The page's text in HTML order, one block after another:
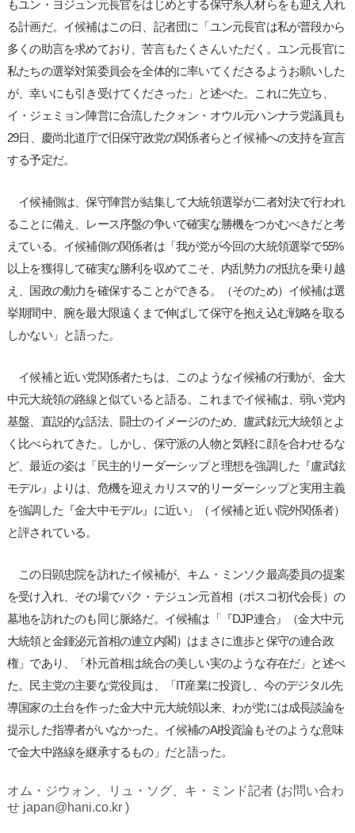
もユン・ヨジュン元長官をはじめとする保守系人材らをも迎え入れ
る計画だ。イ候補はこの日、記者団に「ユン元長官は私が普段から
多くの助言を求めており、苦言もたくさんいただく。ユン元長官に
私たちの選挙対策委員会を全体的に率いてくださるようお願いした
が、幸いにも引き受けてくださった」と述べた。これに先立ち、
イ・ジェミョン陣営に合流したクォン・オウル元ハンナラ党議員も
29日、慶尚北道庁で旧保守政党の関係者らとイ候補への支持を宣言
する予定だ。
イ候補側は、保守陣営が結集して大統領選挙が二者対決で行われ
ることに備え、レース序盤の争いで確実な勝機をつかむべきだと考
えている。イ候補側の関係者は「我が党が今回の大統領選挙で55%
以上を獲得して確実な勝利を収めてこそ、内乱勢力の抵抗を乗り越
え、国政の動力を確保することができる。（そのため）イ候補は選
挙期間中、腕を最大限遠くまで伸ばして保守を抱え込む戦略を取る
しかない」と語った。
イ候補と近い党関係者たちは、このようなイ候補の行動が、金大
中元大統領の路線と似ていると語る。これまでイ候補は、弱い党内
基盤、直説的な話法、闘士のイメージのため、盧武鉉元大統領とよ
く比べられてきた。しかし、保守派の人物と気軽に顔を合わせるな
ど、最近の姿は「民主的リーダーシップと理想を強調した『盧武鉉
モデル』よりは、危機を迎えカリスマ的リーダーシップと実用主義
を強調した『金大中モデル』に近い」（イ候補と近い院外関係者）
と評されている。
この日顕忠院を訪れたイ候補が、キム・ミンソク最高委員の提案
を受け入れ、その場でパク・テジュン元首相（ポスコ初代会長）の
墓地を訪れたのも同じ脈絡だ。イ候補は「『DJP連合』（金大中元
大統領と金鍾泌元首相の連立内閣）はまさに進歩と保守の連合政
権」であり、「朴元首相は統合の美しい実のような存在だ」と述べ
た。民主党の主要な党役員は、「IT産業に投資し、今のデジタル先
導国家の土台を作った金大中元大統領以来、わが党には成長談論を
提示した指導者がいなかった。イ候補のAI投資論もそのような意味
で金大中路線を継承するもの」だと語った。
オム・ジウォン、リュ・ソグ、キ・ミンド記者 (お問い合わ
せ japan@hani.co.kr )